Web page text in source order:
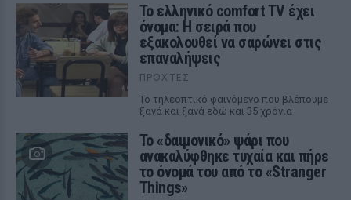
Το ελληνικό comfort TV έχει
όνομα: Η σειρά που
εξακολουθεί να σαρώνει στις
επαναλήψεις
ΠΡΟΧΤΈΣ
Το τηλεοπτικό φαινόμενο που βλέπουμε
ξανά και ξανά εδώ και 35 χρόνια
Το «δαιμονικό» ψάρι που
ανακαλύφθηκε τυχαία και πήρε
το όνομά του από το «Stranger
Things»